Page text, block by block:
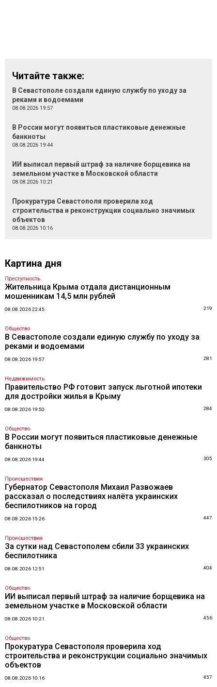
Читайте также:
В Севастополе создали единую службу по уходу за
реками и водоемами
08.08.2026 19:57
В России могут появиться пластиковые денежные
банкноты
08.08.2026 19:44
ИИ выписал первый штраф за наличие борщевика на
земельном участке в Московской области
08.08.2026 10:21
Прокуратура Севастополя проверила ход
строительства и реконструкции социально значимых
объектов
08.08.2026 10:16
Картина дня
Преступность
Жительница Крыма отдала дистанционным
мошенникам 14,5 млн рублей
08.08.2026 22:45 219
Общество
В Севастополе создали единую службу по уходу за
реками и водоемами
08.08.2026 19:57 281
Недвижимость
Правительство РФ готовит запуск льготной ипотеки
для достройки жилья в Крыму
08.08.2026 19:50 284
Общество
В России могут появиться пластиковые денежные
банкноты
08.08.2026 19:44 305
Происшествия
Губернатор Севастополя Михаил Развожаев
рассказал о последствиях налёта украинских
беспилотников на город
08.08.2026 15:26 447
Происшествия
За сутки над Севастополем сбили 33 украинских
беспилотника
08.08.2026 12:51 404
Общество
ИИ выписал первый штраф за наличие борщевика на
земельном участке в Московской области
08.08.2026 10:21 456
Общество
Прокуратура Севастополя проверила ход
строительства и реконструкции социально значимых
объектов
08.08.2026 10:16 457